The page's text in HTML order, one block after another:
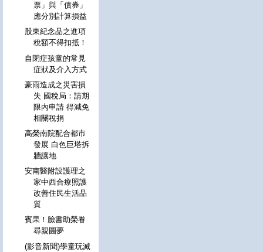
票」與「債券」
應分別計算損益
股東紀念品之進項
稅額不得扣抵！
自閉症孩童的常見
症狀及介入方式
豪雨造成之災害損
失 國稅局：請期
限內申請 得減免
相關稅捐
高榮南院配合都市
發展 白色巨塔拆
牆讓地
安南醫附設護理之
家中西合療照護
改善住民生活品
質
賓果！臉書助榮眷
尋親圓夢
(影音新聞)學童玩滅